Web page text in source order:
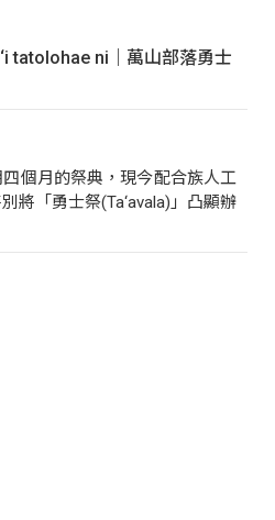
tatolohae ni｜萬山部落勇士
個月的祭典，現今配合族人工
將「勇士祭(Ta‘avala)」凸顯辦